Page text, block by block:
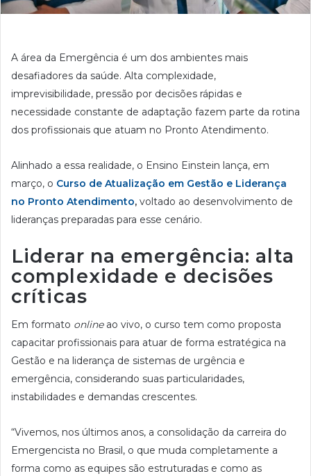
A área da Emergência é um dos ambientes mais
desafiadores da saúde. Alta complexidade,
imprevisibilidade, pressão por decisões rápidas e
necessidade constante de adaptação fazem parte da rotina
dos profissionais que atuam no Pronto Atendimento.
Alinhado a essa realidade, o Ensino Einstein lança, em
março, o Curso de Atualização em Gestão e Liderança
no Pronto Atendimento, voltado ao desenvolvimento de
lideranças preparadas para esse cenário.
Liderar na emergência: alta
complexidade e decisões
críticas
Em formato onlineao vivo, o curso tem como proposta
capacitar profissionais para atuar de forma estratégica na
Gestão e na liderança de sistemas de urgência e
emergência, considerando suas particularidades,
instabilidades e demandas crescentes.
“Vivemos, nos últimos anos, a consolidação da carreira do
Emergencista no Brasil, o que muda completamente a
forma como as equipes são estruturadas e como as